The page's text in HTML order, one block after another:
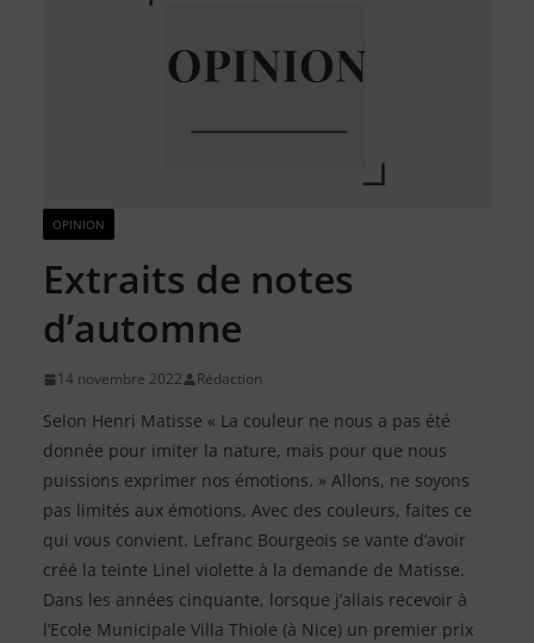
OPINION
Extraits de notes
d’automne
14 novembre 2022 Rédaction
Selon Henri Matisse « La couleur ne nous a pas été
donnée pour imiter la nature, mais pour que nous
puissions exprimer nos émotions. » Allons, ne soyons
pas limités aux émotions. Avec des couleurs, faites ce
qui vous convient. Lefranc Bourgeois se vante d’avoir
créé la teinte Linel violette à la demande de Matisse.
Dans les années cinquante, lorsque j’allais recevoir à
l’Ecole Municipale Villa Thiole (à Nice) un premier prix